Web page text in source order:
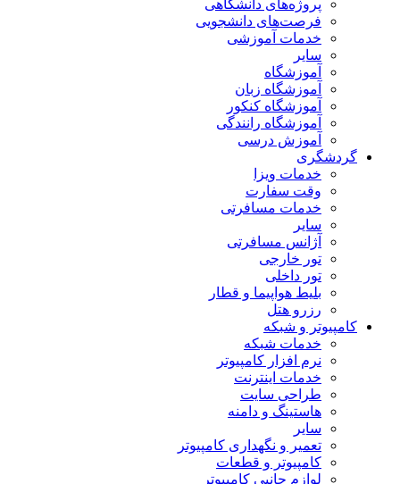
پروژه‌های دانشگاهی
فرصت‌های دانشجویی
خدمات آموزشی
سایر
آموزشگاه
آموزشگاه زبان
آموزشگاه کنکور
آموزشگاه رانندگی
آموزش درسی
گردشگری
خدمات ویزا
وقت سفارت
خدمات مسافرتی
سایر
آژانس مسافرتی
تور خارجی
تور داخلی
بلیط هواپیما و قطار
رزرو هتل
کامپیوتر و شبکه
خدمات شبکه
نرم افزار کامپیوتر
خدمات اینترنت
طراحی سایت
هاستینگ و دامنه
سایر
تعمیر و نگهداری کامپیوتر
کامپیوتر و قطعات
لوازم جانبی کامپیوتر